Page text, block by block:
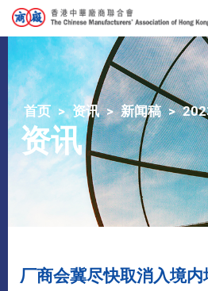
首页 资讯 新闻稿
资讯
厂商会冀尽快取消入境